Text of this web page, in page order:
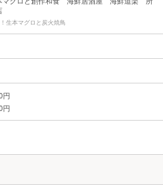
生本マグロと炭火焼鳥
円
円